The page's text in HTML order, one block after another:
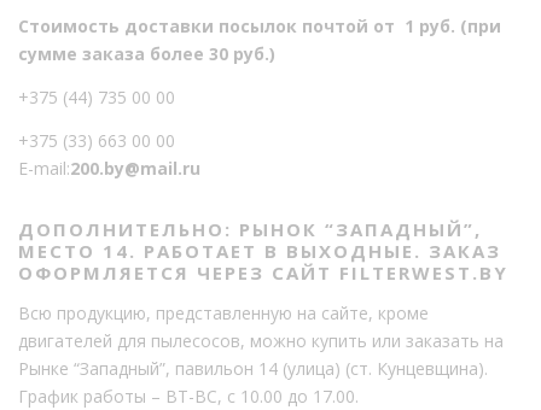
Стоимость доставки посылок почтой от 1 руб. (при
сумме заказа более 30 руб.)
+375 (44) 735 00 00
+375 (33) 663 00 00
E-mail:200.by@mail.ru
ДОПОЛНИТЕЛЬНО: РЫНОК “ЗАПАДНЫЙ”,
МЕСТО 14. РАБОТАЕТ В ВЫХОДНЫЕ. ЗАКАЗ
ОФОРМЛЯЕТСЯ ЧЕРЕЗ САЙТ FILTERWEST.BY
Всю продукцию, представленную на сайте, кроме
двигателей для пылесосов, можно купить или заказать на
Рынке “Западный”, павильон 14 (улица) (ст. Кунцевщина).
График работы – ВТ-ВС, с 10.00 до 17.00.